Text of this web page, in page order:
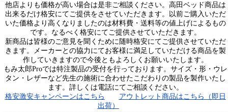
他店よりも価格が高い場合は是非ご相談ください。高田ベッド商品は
出来るだけ格安にてご提供をさせていただきます。以前ご購入いただ
いた価格より高くなりましたのは材料費・送料等の値上げによるもの
です。なるべく格安にてご提供させていただきます。
新商品は皆様のご意見を聞くために随時格安にてご提供させていただ
きます。メーカーとの協力にてお客様に満足していただける商品を製
作していきますので今後ともよろしくお願いいたします。
もみ太郎Proでは特注製品の受付を行っております。サイズ・形・ウレ
タン・レザーなど先生の施術に合わせたこだわりの製品を製作いたし
ます。詳しくは電話にてご相談ください。
格安激安キャンペーンはこちら
アウトレット商品はこちら（即日
出荷）